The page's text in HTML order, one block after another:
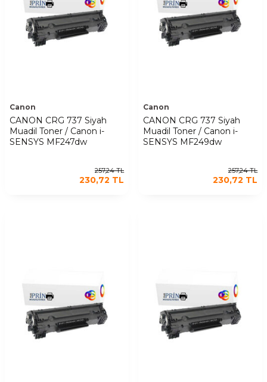
Canon
CANON CRG 737 Siyah
Muadil Toner / Canon i-
SENSYS MF247dw
257,24TL
230,72 TL
Canon
CANON CRG 737 Siyah
Muadil Toner / Canon i-
SENSYS MF249dw
257,24TL
230,72 TL